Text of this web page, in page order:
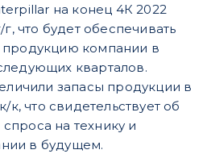
на конец 4К 2022
что будет обеспечивать
продукцию компании в
кварталов.
запасы продукции в
что свидетельствует об
на технику и
в будущем.